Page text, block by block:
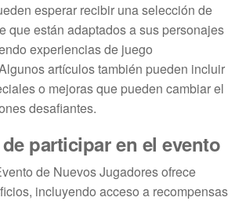
esperar recibir una selección de
que están adaptados a sus personajes
experiencias de juego
artículos también pueden incluir
o mejoras que pueden cambiar el
desafiantes.
participar en el evento
de Nuevos Jugadores ofrece
incluyendo acceso a recompensas